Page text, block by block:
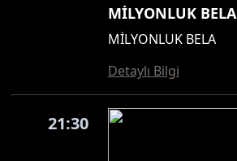
MİLYONLUK BELA
MİLYONLUK BELA
Detaylı Bilgi
21:30